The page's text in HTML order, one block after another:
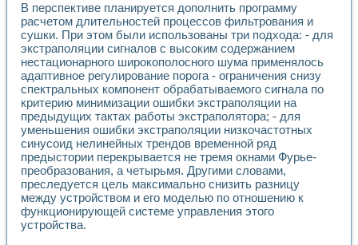
Исследование эффективности решателей
Опыт разработки LabVIEW лабораторных практикумов
Проблемы повышения качества образования и
Развитие LabVIEW лабораторного практикума по
Разработка виртуальной лаборатории по электротехнике
Усовершенствованные алгоритмы частотного анализа
Об опыте работы учебного центра «Технологии
Технологии NI в магистерской программе «Прикладная
Система диагностики двигателей постоянного тока
Автоматизированный стенд формирования
Лабораторный практикум по курсу ИИС на базе
Партнеры
Академические и отраслевые институты
Учебные заведения
Бизнес
В перспективе планируется дополнить программу
расчетом длительностей процессов фильтрования и
сушки. При этом были использованы три подхода: - для
экстраполяции сигналов с высоким содержанием
нестационарного широкополосного шума применялось
адаптивное регулирование порога - ограничения снизу
спектральных компонент обрабатываемого сигнала по
критерию минимизации ошибки экстраполяции на
предыдущих тактах работы экстраполятора; - для
уменьшения ошибки экстраполяции низкочастотных
синусоид нелинейных трендов временной ряд
предыстории перекрывается не тремя окнами Фурье-
преобразования, а четырьмя. Другими словами,
преследуется цель максимально снизить разницу
между устройством и его моделью по отношению к
функционирующей системе управления этого
устройства.